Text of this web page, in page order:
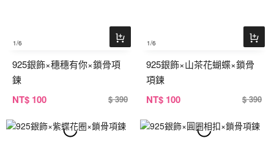
1/6
925銀飾×穗穗有你×鎖骨項
鍊
NT$ 100 $ 390
1/6
925銀飾×山茶花蝴蝶×鎖骨
項鍊
NT$ 100 $ 390